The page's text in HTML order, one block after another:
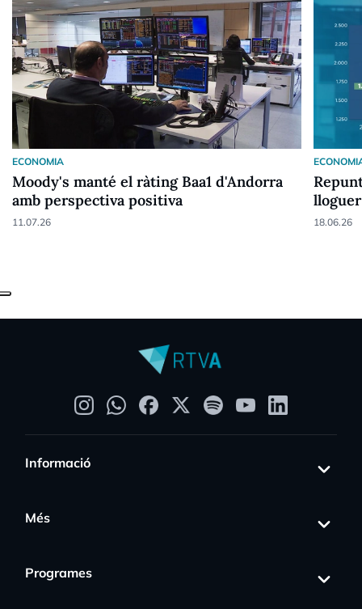
ECONOMIA
Moody's manté el ràting Baa1 d'Andorra
amb perspectiva positiva
11.07.26
lloguer
18.06.26
Informació
Més
Programes